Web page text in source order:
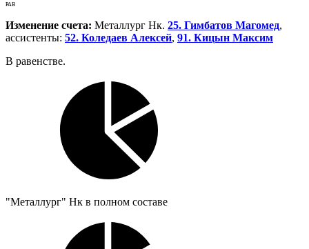
РАВ
Изменение счета: Металлург Нк. 25. Гимбатов Магомед,
ассистенты: 52. Коледаев Алексей, 91. Кицын Максим
В равенстве.
"Металлург" Нк в полном составе